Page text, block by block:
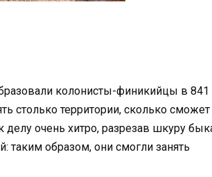
колонисты-финикийцы в 841
столько территории, сколько сможет
очень хитро, разрезав шкуру
таким образом, они смогли занять